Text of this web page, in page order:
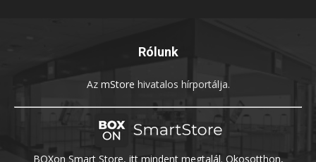
Rólunk
Az mStore hivatalos hírportálja.
BOXon Smart Store, itt mindent megtalál. Okosotthon,